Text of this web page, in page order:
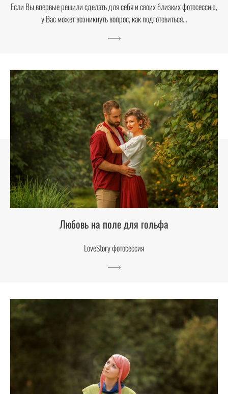
Если Вы впервые решили сделать для себя и своих близких фотосессию,
у Вас может возникнуть вопрос, как подготовиться...
Любовь на поле для гольфа
LoveStory фотосессия